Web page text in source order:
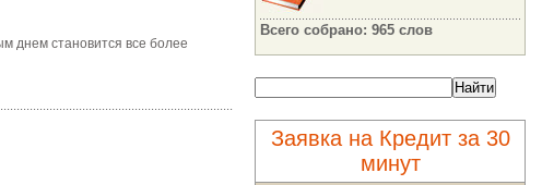
днем становится все более
Всего собрано: 965 слов
Заявка на Кредит за 30
минут